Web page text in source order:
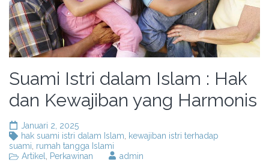
Suami Istri dalam Islam : Hak
dan Kewajiban yang Harmonis
Januari 2, 2025
hak suami istri dalam Islam kewajiban istri terhadap
suami rumah tangga Islami
Artikel
Perkawinan admin